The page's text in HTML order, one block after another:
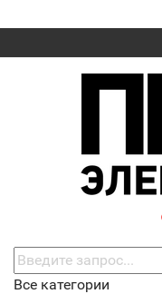
Все категории